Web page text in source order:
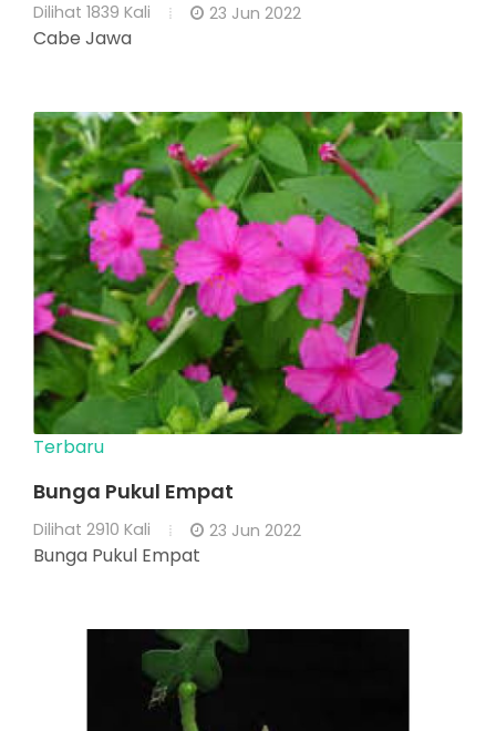
Dilihat 1839 Kali 23 Jun 2022
Cabe Jawa
Terbaru
Bunga Pukul Empat
Dilihat 2910 Kali 23 Jun 2022
Bunga Pukul Empat